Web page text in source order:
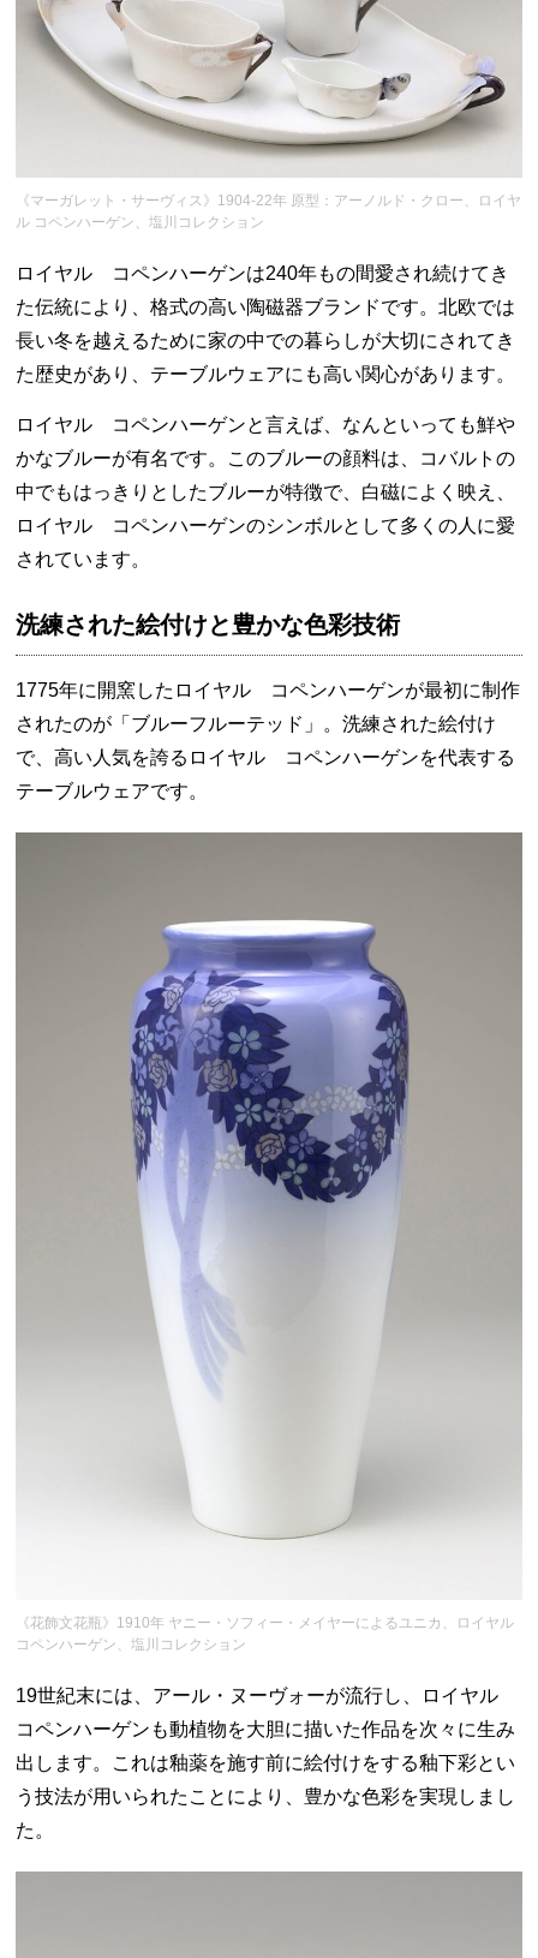
《マーガレット・サーヴィス》1904-22年 原型：アーノルド・クロー、ロイヤ
ル コペンハーゲン、塩川コレクション
ロイヤル コペンハーゲンは240年もの間愛され続けてき
た伝統により、格式の高い陶磁器ブランドです。北欧では
長い冬を越えるために家の中での暮らしが大切にされてき
た歴史があり、テーブルウェアにも高い関心があります。
ロイヤル コペンハーゲンと言えば、なんといっても鮮や
かなブルーが有名です。このブルーの顔料は、コバルトの
中でもはっきりとしたブルーが特徴で、白磁によく映え、
ロイヤル コペンハーゲンのシンボルとして多くの人に愛
されています。
洗練された絵付けと豊かな色彩技術
1775年に開窯したロイヤル コペンハーゲンが最初に制作
されたのが「ブルーフルーテッド」。洗練された絵付け
で、高い人気を誇るロイヤル コペンハーゲンを代表する
テーブルウェアです。
《花飾文花瓶》1910年 ヤニー・ソフィー・メイヤーによるユニカ、ロイヤル
コペンハーゲン、塩川コレクション
19世紀末には、アール・ヌーヴォーが流行し、ロイヤル
コペンハーゲンも動植物を大胆に描いた作品を次々に生み
出します。これは釉薬を施す前に絵付けをする釉下彩とい
う技法が用いられたことにより、豊かな色彩を実現しまし
た。